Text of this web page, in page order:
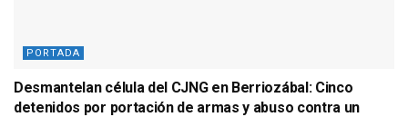
PORTADA
Desmantelan célula del CJNG en Berriozábal: Cinco
detenidos por portación de armas y abuso contra un